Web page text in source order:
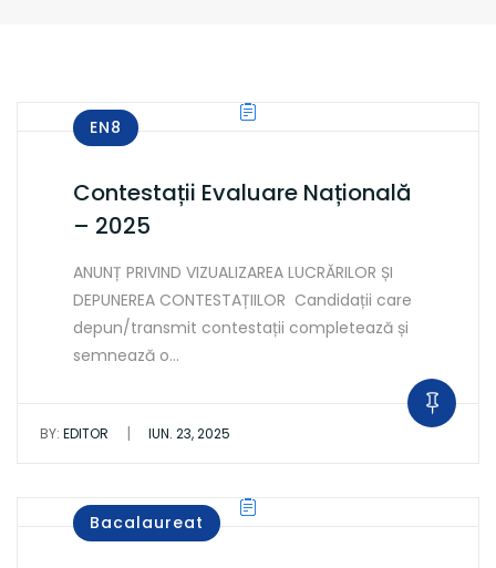
EN8
Contestații Evaluare Națională
– 2025
ANUNȚ PRIVIND VIZUALIZAREA LUCRĂRILOR ȘI
DEPUNEREA CONTESTAȚIILOR Candidații care
depun/transmit contestații completează și
semnează o…
BY: EDITOR | IUN. 23, 2025
Bacalaureat